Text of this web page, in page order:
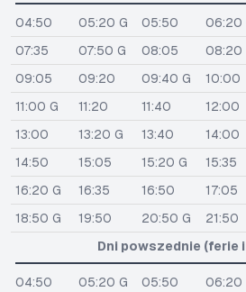
04:50 05:20 G 05:50 06:20
07:35
07:50 G 08:05 08:20
09:05
09:20 09:40 G 10:00
11:00 G
11:20 11:40 12:00
13:00
13:20 G 13:40 14:00
14:50
15:05 15:20 G 15:35
16:20 G
16:35 16:50 17:05
18:50 G
19:50 20:50 G 21:50
Dni powszednie (ferie
04:50 05:20 G 05:50 06:20